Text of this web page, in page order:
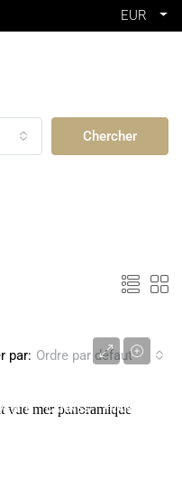
EUR
Chercher
par: Ordre par défaut
CANNES FRANCE
vue mer panoramique